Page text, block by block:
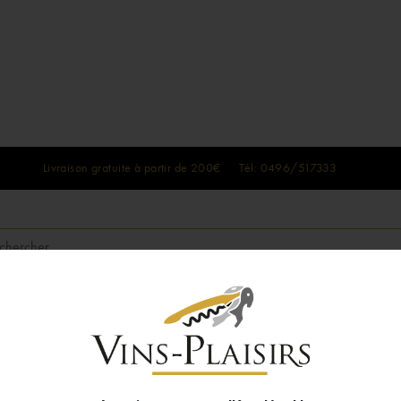
Livraison gratuite à partir de 200€ Tél: 0496/517333
SPIRITUEUX